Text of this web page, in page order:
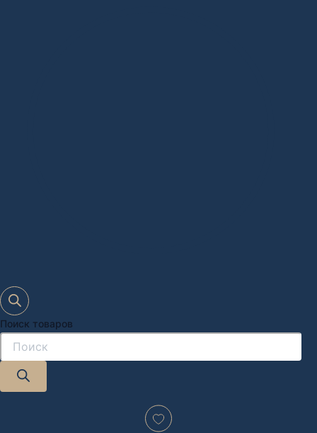
Поиск товаров
Дизайн-проект "под ключ" в Москве